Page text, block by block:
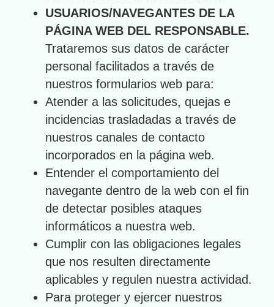
USUARIOS/NAVEGANTES DE LA
PÁGINA WEB DEL RESPONSABLE.
Trataremos sus datos de carácter
personal facilitados a través de
nuestros formularios web para:
Atender a las solicitudes, quejas e
incidencias trasladadas a través de
nuestros canales de contacto
incorporados en la página web.
Entender el comportamiento del
navegante dentro de la web con el fin
de detectar posibles ataques
informáticos a nuestra web.
Cumplir con las obligaciones legales
que nos resulten directamente
aplicables y regulen nuestra actividad.
Para proteger y ejercer nuestros